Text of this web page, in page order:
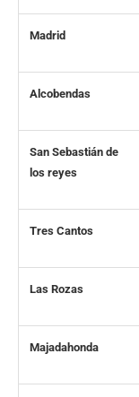
Madrid
Alcobendas
San Sebastián de
los reyes
Tres Cantos
Las Rozas
Majadahonda